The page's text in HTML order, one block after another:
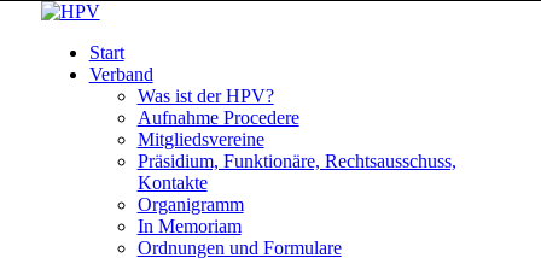
Start
Verband
Was ist der HPV?
Aufnahme Procedere
Mitgliedsvereine
Präsidium, Funktionäre, Rechtsausschuss,
Kontakte
Organigramm
In Memoriam
Ordnungen und Formulare